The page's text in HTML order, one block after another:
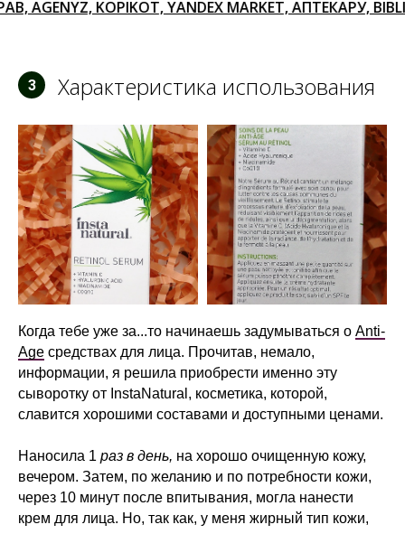
YANDEX MARKET, АПТЕКАРУ,
3 Характеристика использования
Когда тебе уже за...то начинаешь задумываться о Anti-
Age средствах для лица. Прочитав, немало,
информации, я решила приобрести именно эту
сыворотку от InstaNatural, косметика, которой,
славится хорошими составами и доступными ценами.
Наносила 1 раз в день, на хорошо очищенную кожу,
вечером. Затем, по желанию и по потребности кожи,
через 10 минут после впитывания, могла нанести
крем для лица. Но, так как, у меня жирный тип кожи,